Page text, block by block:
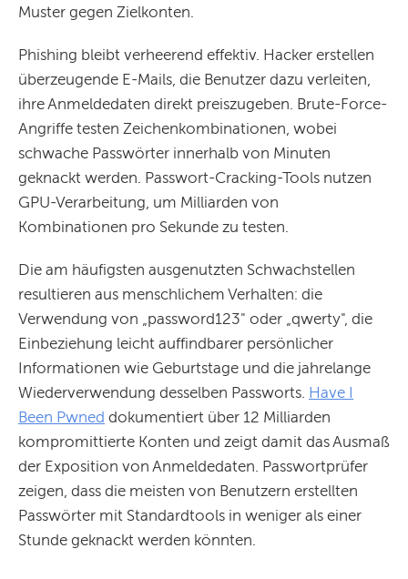
Muster gegen Zielkonten.
Phishing bleibt verheerend effektiv. Hacker erstellen
überzeugende E-Mails, die Benutzer dazu verleiten,
ihre Anmeldedaten direkt preiszugeben. Brute-Force-
Angriffe testen Zeichenkombinationen, wobei
schwache Passwörter innerhalb von Minuten
geknackt werden. Passwort-Cracking-Tools nutzen
GPU-Verarbeitung, um Milliarden von
Kombinationen pro Sekunde zu testen.
Die am häufigsten ausgenutzten Schwachstellen
resultieren aus menschlichem Verhalten: die
Verwendung von „password123" oder „qwerty", die
Einbeziehung leicht auffindbarer persönlicher
Informationen wie Geburtstage und die jahrelange
Wiederverwendung desselben Passworts. Have I
Been Pwned dokumentiert über 12 Milliarden
kompromittierte Konten und zeigt damit das Ausmaß
der Exposition von Anmeldedaten. Passwortprüfer
zeigen, dass die meisten von Benutzern erstellten
Passwörter mit Standardtools in weniger als einer
Stunde geknackt werden könnten.